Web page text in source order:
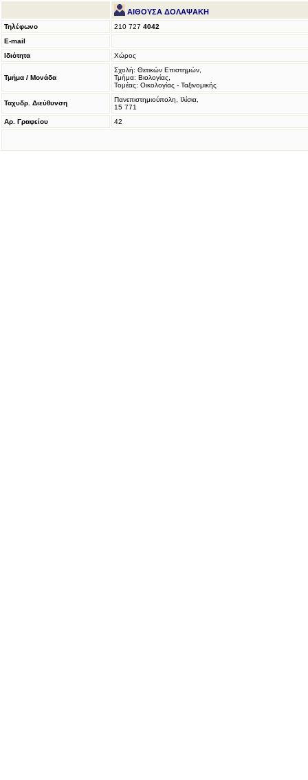
ΑΙΘΟΥΣΑ ΔΟΛΑΨΑΚΗ
Τηλέφωνο 210 727 4042
E-mail
Ιδιότητα
Χώρος
Τμήμα / Μονάδα
Σχολή: Θετικών Επιστημών,
Τμήμα: Βιολογίας,
Τομέας: Οικολογίας - Ταξινομικής
Ταχυδρ. Διεύθυνση
Πανεπιστημιούπολη, Ιλίσια,
15 771
Αρ. Γραφείου
42